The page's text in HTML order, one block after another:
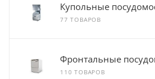
Купольные
77 ТОВАРОВ
Фронтальные
110 ТОВАРОВ